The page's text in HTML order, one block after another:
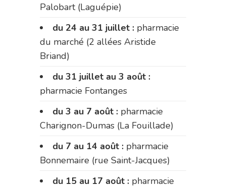
Palobart (Laguépie)
du 24 au 31 juillet : pharmacie
du marché (2 allées Aristide
Briand)
du 31 juillet au 3 août :
pharmacie Fontanges
du 3 au 7 août : pharmacie
Charignon-Dumas (La Fouillade)
du 7 au 14 août : pharmacie
Bonnemaire (rue Saint-Jacques)
du 15 au 17 août : pharmacie